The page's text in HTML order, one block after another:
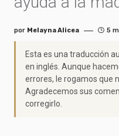
por Melayna Alicea 5
Esta es una traducción
en inglés. Aunque
errores, le rogamos que
Agradecemos sus
corregirlo.